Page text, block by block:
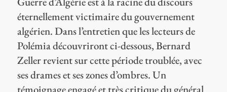
éternellement victimaire du gouvernement
algérien. Dans l’entretien que les lecteurs de
Polémia découvriront ci-dessous, Bernard
Zeller revient sur cette période troublée, avec
ses drames et ses zones d’ombres. Un